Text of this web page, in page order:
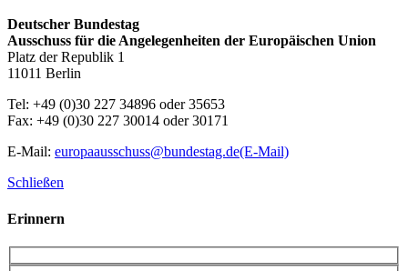
Deutscher Bundestag
Ausschuss für die Angelegenheiten der Europäischen Union
Platz der Republik 1
11011 Berlin
Tel: +49 (0)30 227 34896 oder 35653
Fax: +49 (0)30 227 30014 oder 30171
E-Mail: europaausschuss@bundestag.de(E-Mail)
Schließen
Erinnern